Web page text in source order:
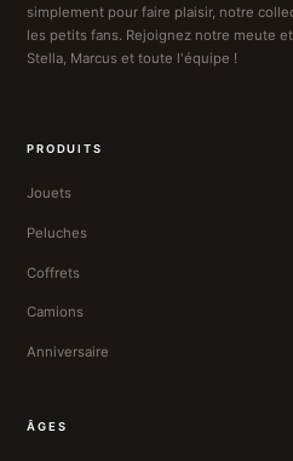
simplement pour faire plaisir, notre
les petits fans. Rejoignez notre meute
Stella, Marcus et toute l'équipe !
PRODUITS
Jouets
Peluches
Coffrets
Camions
Anniversaire
ÂGES